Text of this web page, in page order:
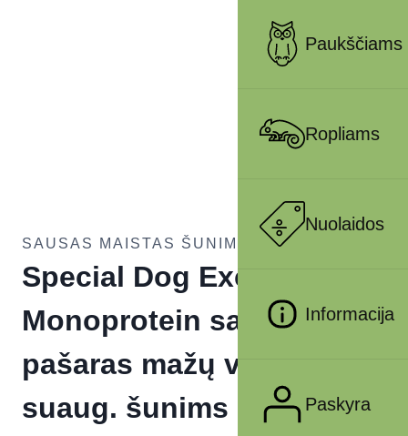
Paukščiams
Ropliams
Nuolaidos
Informacija
Paskyra
SAUSAS MAISTAS ŠUNIMS
Special Dog Exc.
Monoprotein sausas
pašaras mažų veislių
suaug. šunims su su